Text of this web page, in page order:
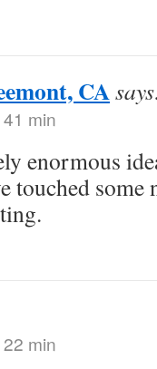
CA
min
enormous
touched some
min